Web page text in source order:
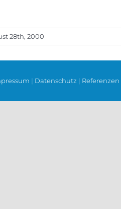
28th, 2000
| Datenschutz | Referenzen